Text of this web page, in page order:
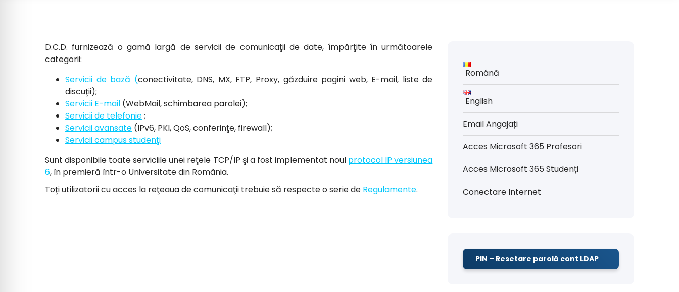
D.C.D. furnizează o gamă largă de servicii de comunicaţii de date, împărţite în următoarele
categorii:
Servicii de bază (conectivitate, DNS, MX, FTP, Proxy, găzduire pagini web, E-mail, liste de
discuţii);
Servicii E-mail (WebMail, schimbarea parolei);
Servicii de telefonie;
Servicii avansate (IPv6, PKI, QoS, conferinţe, firewall);
Servicii campus studenţi
Sunt disponibile toate serviciile unei reţele TCP/IP şi a fost implementat noul protocol IP versiunea
6, în premieră într-o Universitate din România.
Toţi utilizatorii cu acces la reţeaua de comunicaţii trebuie să respecte o serie de Regulamente.
Română
English
Email Angajați
Acces Microsoft 365 Profesori
Acces Microsoft 365 Studenți
Conectare Internet
PIN – Resetare parolă cont LDAP